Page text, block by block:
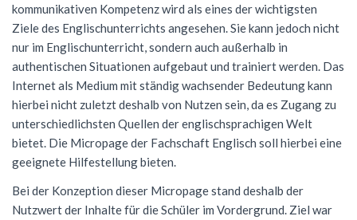
Förderverein
Zweck des Vereins
Vorstand
Service
Kontakt
Verein ehemaliger Schüler
Geschichte
Wiederholung
Beglaubigung und Neuausstellung
Cambridge Certificate
Bio-AG
DELF-AG
Technik-AG
Theater-AG
Politik-AG
Schülerzeitung
Schülernachhilfe
Studium und Beruf (BOGY)
Studium und Beruf (BOGY)
Klassen 8-10
Jahrgangsstufe
Sucht- und Gewaltprävention
Sozialpraktikum
Bildungspartnerschaft
Evangelische Religion
Französisch
Französisch
Warum Französisch?
Ab Klasse 6
Kursstufe
Austausch
Gemeinschaftskunde
Geographie
Geschichte
Informatik
G9: Informatik und Medienbildung
FSG Bigband
FSG Chor
Orchester Klassen 5-7
Chor Klassen 5-7
Konzerte
Italien-Austausch
Ungarn-Austausch
Jugend trainiert für Olympia
Konzerte
Schoolwear FSG
Krankmeldung
Terminplan
Anfahrt
Praktikum am FSG
Lernmittel
Anmeldung Klasse 5
kommunikativen Kompetenz wird als eines der wichtigsten
Ziele des Englischunterrichts angesehen. Sie kann jedoch nicht
nur im Englischunterricht, sondern auch außerhalb in
authentischen Situationen aufgebaut und trainiert werden. Das
Internet als Medium mit ständig wachsender Bedeutung kann
hierbei nicht zuletzt deshalb von Nutzen sein, da es Zugang zu
unterschiedlichsten Quellen der englischsprachigen Welt
bietet. Die Micropage der Fachschaft Englisch soll hierbei eine
geeignete Hilfestellung bieten.
Bei der Konzeption dieser Micropage stand deshalb der
Nutzwert der Inhalte für die Schüler im Vordergrund. Ziel war